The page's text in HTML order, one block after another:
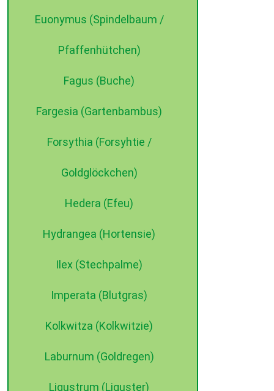
Euonymus (Spindelbaum /
Pfaffenhütchen)
Fagus (Buche)
Fargesia (Gartenbambus)
Forsythia (Forsyhtie /
Goldglöckchen)
Hedera (Efeu)
Hydrangea (Hortensie)
Ilex (Stechpalme)
Imperata (Blutgras)
Kolkwitza (Kolkwitzie)
Laburnum (Goldregen)
Ligustrum (Liguster)